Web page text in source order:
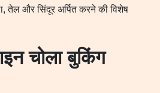
तेल और सिंदूर अर्पित करने की विशेष
चोला बुकिंग